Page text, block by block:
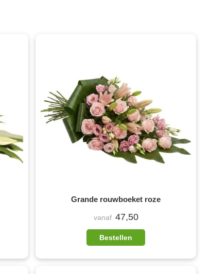
Grande rouwboeket roze
vanaf 47,50
Bestellen